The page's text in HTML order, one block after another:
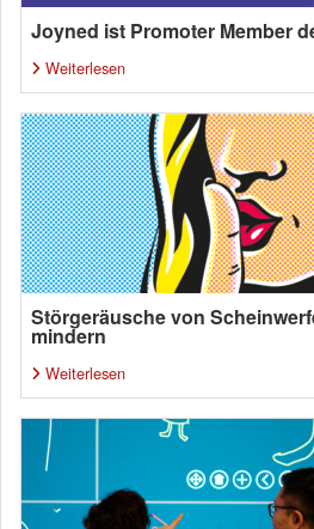
Joyned ist Promoter Member
Weiterlesen
Störgeräusche von
mindern
Weiterlesen